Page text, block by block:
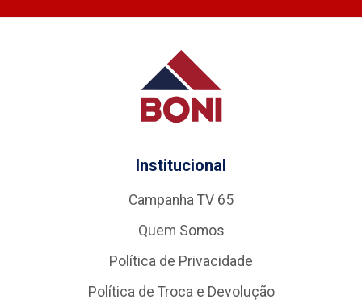
Institucional
Campanha TV 65
Quem Somos
Política de Privacidade
Política de Troca e Devolução